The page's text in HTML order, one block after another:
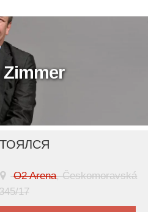
Zimmer
O2 Arena, Českomoravská
17